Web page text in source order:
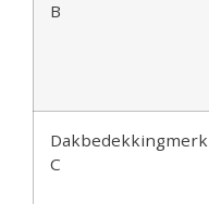
B
Dakbedekkingmerk
C